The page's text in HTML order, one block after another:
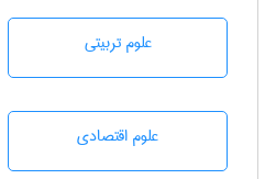
علوم تربيتی
علوم اقتصادی